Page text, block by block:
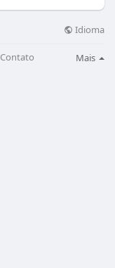
Idioma
Contato Mais